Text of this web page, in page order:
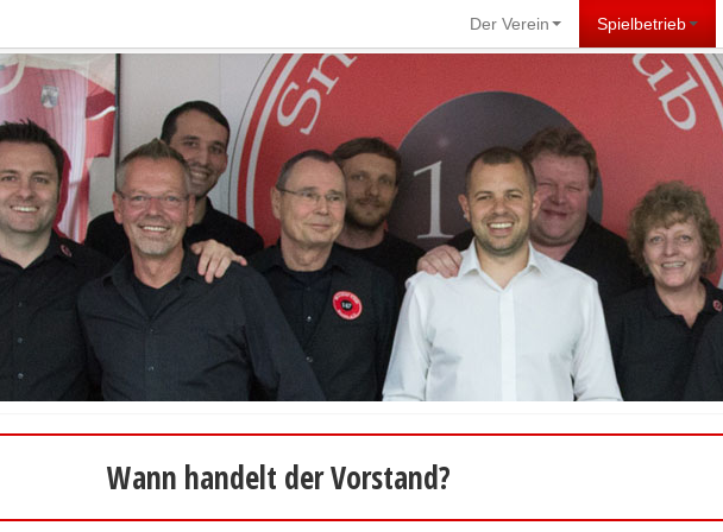
Der Verein Spielbetrieb
Wann handelt der Vorstand?